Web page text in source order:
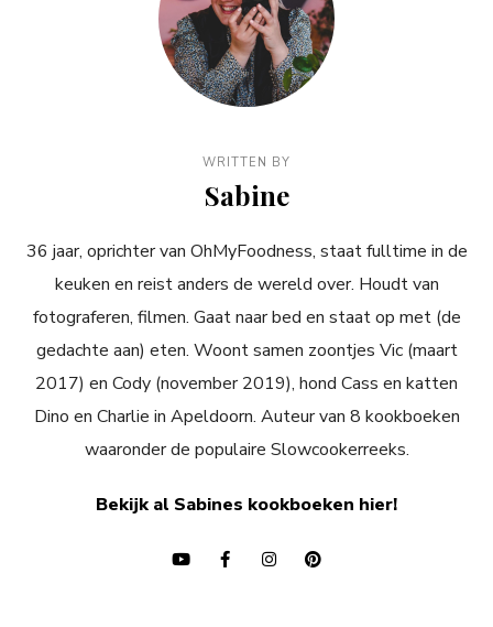
WRITTEN BY
Sabine
36 jaar, oprichter van OhMyFoodness, staat fulltime in de
keuken en reist anders de wereld over. Houdt van
fotograferen, filmen. Gaat naar bed en staat op met (de
gedachte aan) eten. Woont samen zoontjes Vic (maart
2017) en Cody (november 2019), hond Cass en katten
Dino en Charlie in Apeldoorn. Auteur van 8 kookboeken
waaronder de populaire Slowcookerreeks.
Bekijk al Sabines kookboeken hier!